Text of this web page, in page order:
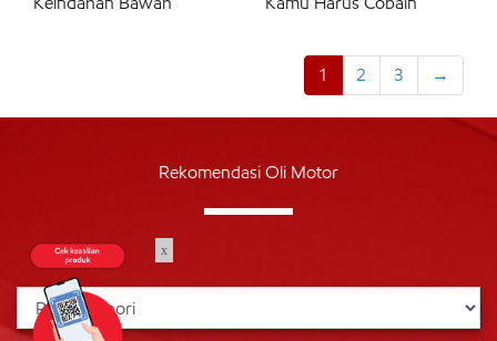
1 2 3 →
Rekomendasi Oli Motor
x